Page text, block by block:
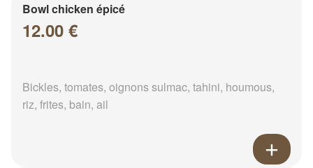
Bowl chicken épicé
12.00 €
Bickles, tomates, oignons sulmac, tahini, houmous,
riz, frites, bain, ail